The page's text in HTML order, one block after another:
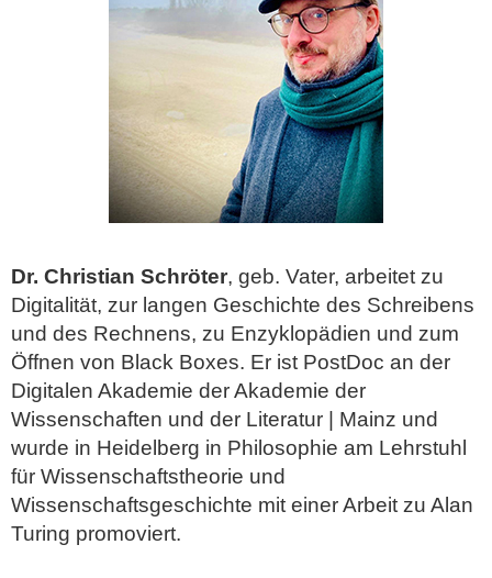
Dr. Christian Schröter, geb. Vater, arbeitet zu
Digitalität, zur langen Geschichte des Schreibens
und des Rechnens, zu Enzyklopädien und zum
Öffnen von Black Boxes. Er ist PostDoc an der
Digitalen Akademie der Akademie der
Wissenschaften und der Literatur | Mainz und
wurde in Heidelberg in Philosophie am Lehrstuhl
für Wissenschaftstheorie und
Wissenschaftsgeschichte mit einer Arbeit zu Alan
Turing promoviert.